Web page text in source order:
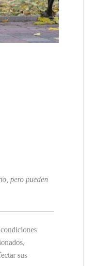
pero pueden
sus